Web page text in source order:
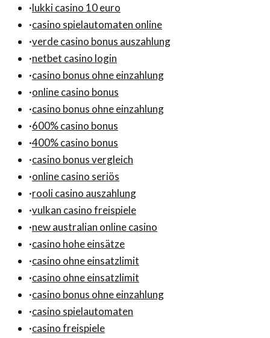
·lukki casino 10 euro
·casino spielautomaten online
·verde casino bonus auszahlung
·netbet casino login
·casino bonus ohne einzahlung
·online casino bonus
·casino bonus ohne einzahlung
·600% casino bonus
·400% casino bonus
·casino bonus vergleich
·online casino seriös
·rooli casino auszahlung
·vulkan casino freispiele
·new australian online casino
·casino hohe einsätze
·casino ohne einsatzlimit
·casino ohne einsatzlimit
·casino bonus ohne einzahlung
·casino spielautomaten
·casino freispiele